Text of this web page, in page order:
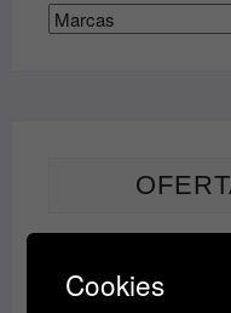
Champu
Cookies